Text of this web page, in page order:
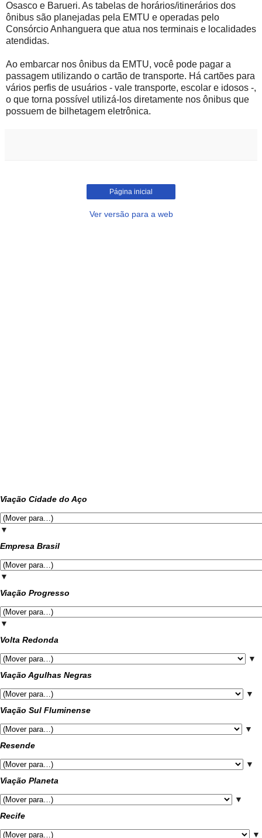
Osasco e Barueri. As tabelas de horários/itinerários dos
ônibus são planejadas pela EMTU e operadas pelo
Consórcio Anhanguera que atua nos terminais e localidades
atendidas.
Ao embarcar nos ônibus da EMTU, você pode pagar a
passagem utilizando o cartão de transporte. Há cartões para
vários perfis de usuários - vale transporte, escolar e idosos -,
o que torna possível utilizá-los diretamente nos ônibus que
possuem de bilhetagem eletrônica.
Página inicial
Ver versão para a web
Viação Cidade do Aço
▼
Empresa Brasil
▼
Viação Progresso
▼
Volta Redonda
▼
Viação Agulhas Negras
▼
Viação Sul Fluminense
▼
Resende
▼
Viação Planeta
▼
Recife
▼